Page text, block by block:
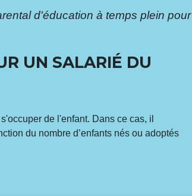
d'éducation à temps plein pour
UN SALARIÉ DU
de l'enfant. Dans ce cas, il
du nombre d’enfants nés ou adoptés